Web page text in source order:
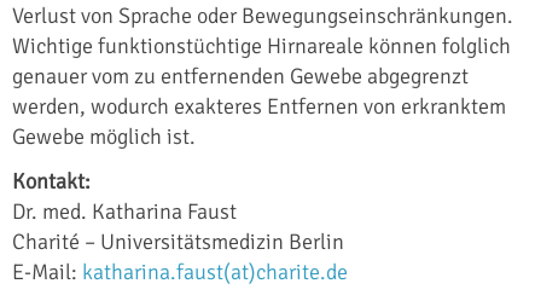
Verlust von Sprache oder Bewegungseinschränkungen.
Wichtige funktionstüchtige Hirnareale können folglich
genauer vom zu entfernenden Gewebe abgegrenzt
werden, wodurch exakteres Entfernen von erkranktem
Gewebe möglich ist.
Kontakt:
Dr. med. Katharina Faust
Charité – Universitätsmedizin Berlin
E-Mail: katharina.faust(at)charite.de